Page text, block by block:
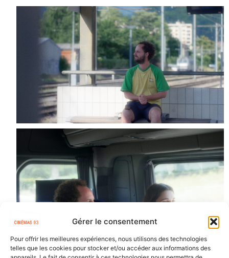
Gérer le consentement
Pour offrir les meilleures expériences, nous utilisons des technologies
telles que les cookies pour stocker et/ou accéder aux informations des